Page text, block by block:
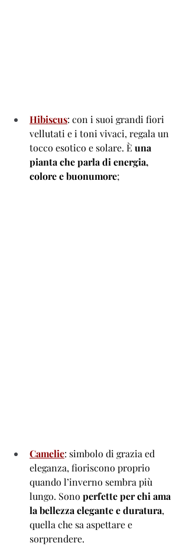
Hibiscus: con i suoi grandi fiori
vellutati e i toni vivaci, regala un
tocco esotico e solare. È una
pianta che parla di energia,
colore e buonumore;
Camelie: simbolo di grazia ed
eleganza, fioriscono proprio
quando l’inverno sembra più
lungo. Sono perfette per chi ama
la bellezza elegante e duratura,
quella che sa aspettare e
sorprendere.